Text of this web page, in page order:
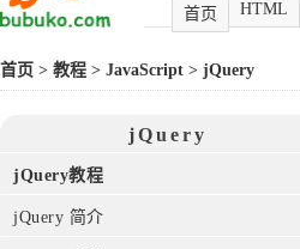
首页 HTML
首页 > 教程 > JavaScript > jQuery
jQuery
jQuery教程
jQuery 简介